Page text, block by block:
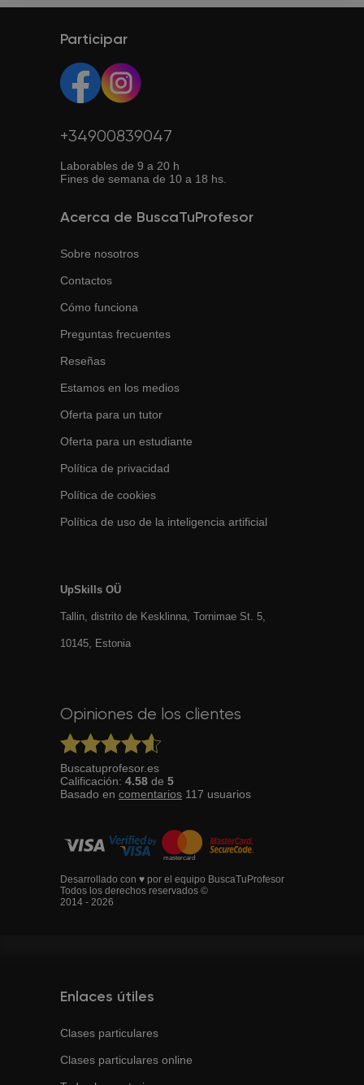
Participar
+34900839047
Laborables de 9 a 20 h
Fines de semana de 10 a 18 hs.
Acerca de BuscaTuProfesor
Sobre nosotros
Contactos
Cómo funciona
Preguntas frecuentes
Reseñas
Estamos en los medios
Oferta para un tutor
Oferta para un estudiante
Política de privacidad
Política de cookies
Política de uso de la inteligencia artificial
UpSkills OÜ
Tallin, distrito de Kesklinna, Tornimаe St. 5,
10145, Estonia
Opiniones de los clientes
Buscatuprofesor.es
Calificación: 4.58 de 5
Basado en comentarios 117 usuarios
Desarrollado con ♥ por el equipo BuscaTuProfesor
Todos los derechos reservados ©
2014 - 2026
Enlaces útiles
Clases particulares
Clases particulares online